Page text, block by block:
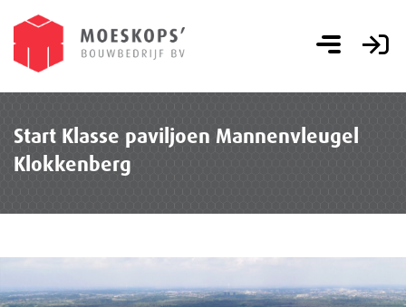
Start Klasse paviljoen Mannenvleugel
Klokkenberg